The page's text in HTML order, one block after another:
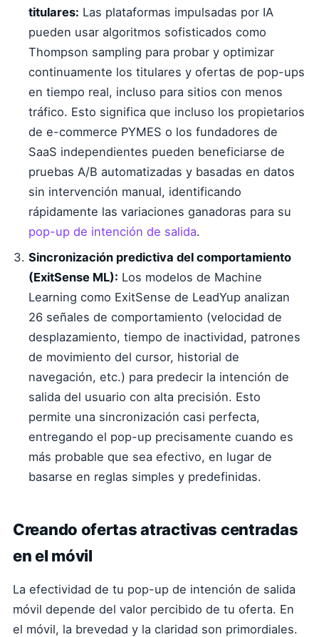
titulares: Las plataformas impulsadas por IA
pueden usar algoritmos sofisticados como
Thompson sampling para probar y optimizar
continuamente los titulares y ofertas de pop-ups
en tiempo real, incluso para sitios con menos
tráfico. Esto significa que incluso los propietarios
de e-commerce PYMES o los fundadores de
SaaS independientes pueden beneficiarse de
pruebas A/B automatizadas y basadas en datos
sin intervención manual, identificando
rápidamente las variaciones ganadoras para su
pop-up de intención de salida.
Sincronización predictiva del comportamiento
(ExitSense ML): Los modelos de Machine
Learning como ExitSense de LeadYup analizan
26 señales de comportamiento (velocidad de
desplazamiento, tiempo de inactividad, patrones
de movimiento del cursor, historial de
navegación, etc.) para predecir la intención de
salida del usuario con alta precisión. Esto
permite una sincronización casi perfecta,
entregando el pop-up precisamente cuando es
más probable que sea efectivo, en lugar de
basarse en reglas simples y predefinidas.
Creando ofertas atractivas centradas
en el móvil
La efectividad de tu pop-up de intención de salida
móvil depende del valor percibido de tu oferta. En
el móvil, la brevedad y la claridad son primordiales.